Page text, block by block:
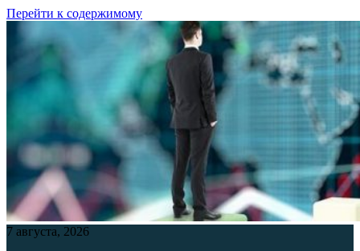
Перейти к содержимому
7 августа, 2026